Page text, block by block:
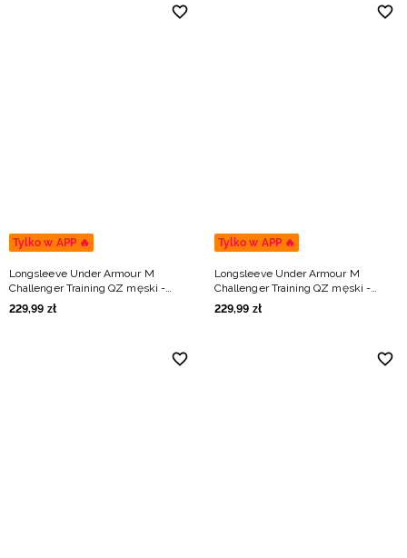
Tylko w APP 🔥
Longsleeve Under Armour M
Challenger Training QZ męski -
granatowy
229,99 zł
Tylko w APP 🔥
Longsleeve Under Armour M
Challenger Training QZ męski -
khaki
229,99 zł